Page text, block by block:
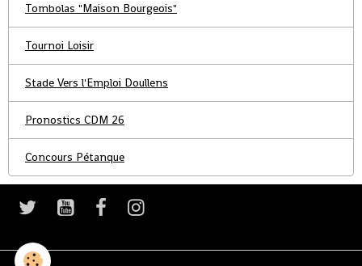
Tombolas "Maison Bourgeois"
Tournoi Loisir
Stade Vers l'Emploi Doullens
Pronostics CDM 26
Concours Pétanque